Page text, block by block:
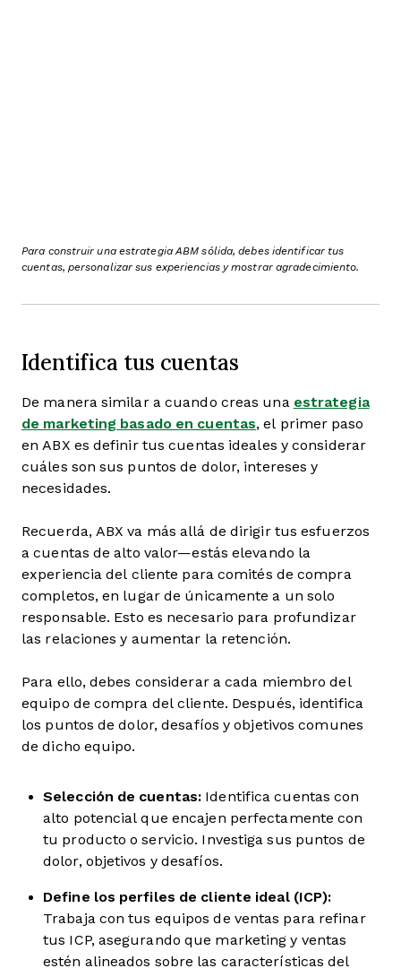
Para construir una estrategia ABM sólida, debes identificar tus
cuentas, personalizar sus experiencias y mostrar agradecimiento.
Identifica tus cuentas
De manera similar a cuando creas una estrategia
de marketing basado en cuentas, el primer paso
en ABX es definir tus cuentas ideales y considerar
cuáles son sus puntos de dolor, intereses y
necesidades.
Recuerda, ABX va más allá de dirigir tus esfuerzos
a cuentas de alto valor—estás elevando la
experiencia del cliente para comités de compra
completos, en lugar de únicamente a un solo
responsable. Esto es necesario para profundizar
las relaciones y aumentar la retención.
Para ello, debes considerar a cada miembro del
equipo de compra del cliente. Después, identifica
los puntos de dolor, desafíos y objetivos comunes
de dicho equipo.
Selección de cuentas: Identifica cuentas con
alto potencial que encajen perfectamente con
tu producto o servicio. Investiga sus puntos de
dolor, objetivos y desafíos.
Define los perfiles de cliente ideal (ICP):
Trabaja con tus equipos de ventas para refinar
tus ICP, asegurando que marketing y ventas
estén alineados sobre las características del